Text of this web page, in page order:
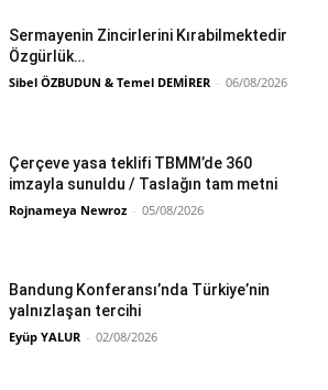
Sermayenin Zincirlerini Kırabilmektedir
Özgürlük…
Sibel ÖZBUDUN & Temel DEMİRER - 06/08/2026
Çerçeve yasa teklifi TBMM’de 360
imzayla sunuldu / Taslağın tam metni
Rojnameya Newroz - 05/08/2026
Bandung Konferansı’nda Türkiye’nin
yalnızlaşan tercihi
Eyüp YALUR - 02/08/2026